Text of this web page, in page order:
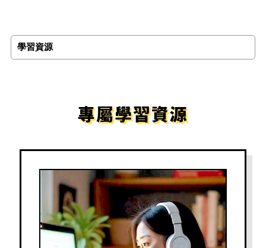
學習資源
專屬學習資源